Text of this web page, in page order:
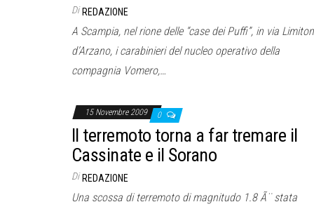
Di REDAZIONE
A Scampia, nel rione delle “case dei Puffi”, in via
d’Arzano, i carabinieri del nucleo operativo della
compagnia Vomero,…
15 Novembre 2009 0
Il terremoto torna a far tremare il
Cassinate e il Sorano
Di REDAZIONE
Una scossa di terremoto di magnitudo 1.8 Ã¨ stata